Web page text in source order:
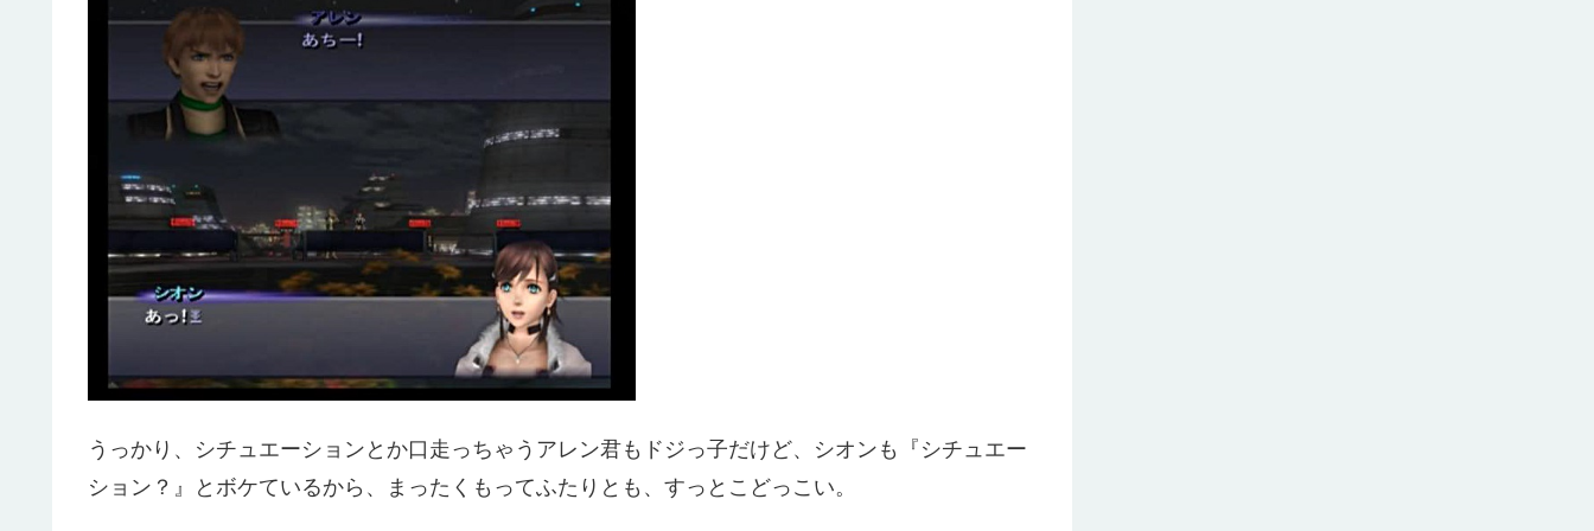
うっかり、シチュエーションとか口走っちゃうアレン君もドジっ子だけど、シオンも『シチュエー
ション？』とボケているから、まったくもってふたりとも、すっとこどっこい。